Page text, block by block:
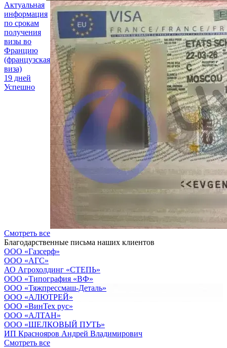
Актуальная
информация
по срокам
получения
визы во
Францию
(французская
виза)
19 дней
Успешно
Смотреть все
Благодарственные письма наших клиентов
ООО «Газсерф»
ООО «АГС»
АО Агрохолдинг «СТЕПЬ»
OOO «Типография «ВФ»
ООО «Тяжпрессмаш-Деталь»
ООО «АЛЮТРЕЙ»
OOO «ВинТех рус»
OOO «АЛТАН»
OOO «ШЕЛКОВЫЙ ПУТЬ»
ИП Краснояров Андрей Владимирович
Смотреть все